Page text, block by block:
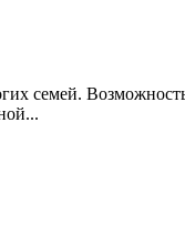
семей.